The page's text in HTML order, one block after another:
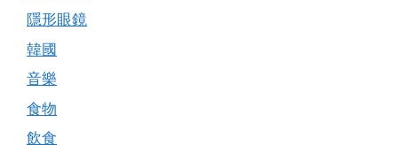
隱形眼鏡
韓國
音樂
食物
飲食